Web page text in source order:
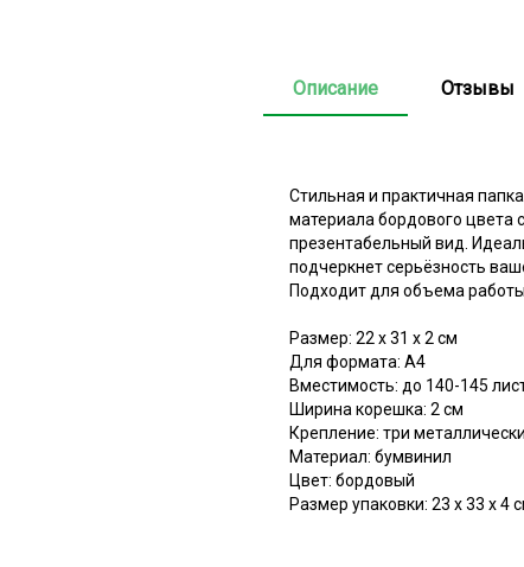
Описание Отзывы
Стильная и практичная
материала бордового цвета
презентабельный вид.
подчеркнет серьёзность
Подходит для объема
Размер: 22 х 31 х 2 см
Для формата: А4
Вместимость: до 140-145
Ширина корешка: 2 см
Крепление: три
Материал: бумвинил
Цвет: бордовый
Размер упаковки: 23 х 33 х 4